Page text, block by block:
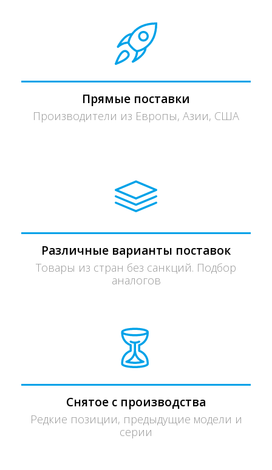
Прямые поставки
Производители из Европы, Азии, США
Различные варианты поставок
Товары из стран без санкций. Подбор
аналогов
Снятое с производства
Редкие позиции, предыдущие модели и
серии